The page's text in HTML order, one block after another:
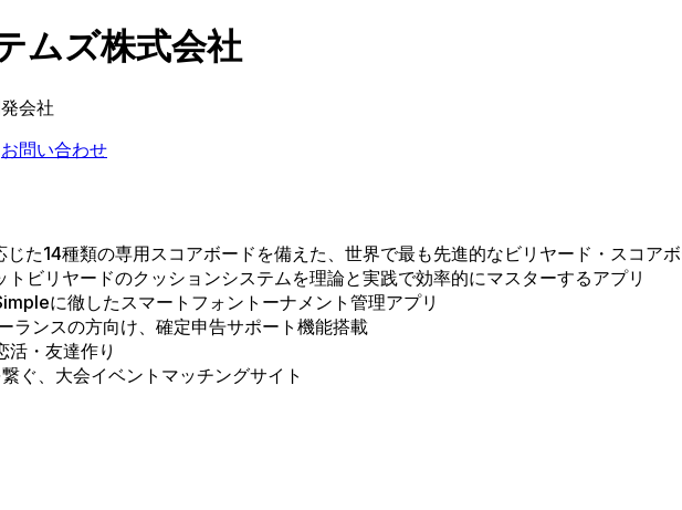
ムズ株式会社
会社
お問い合わせ
じた14種類の専用スコアボードを備えた、世界で最も先進的なビリヤード・スコア
トビリヤードのクッションシステムを理論と実践で効率的にマスターするアプリ
に徹したスマートフォントーナメント管理アプリ
ランスの方向け、確定申告サポート機能搭載
活・友達作り
ぐ、大会イベントマッチングサイト